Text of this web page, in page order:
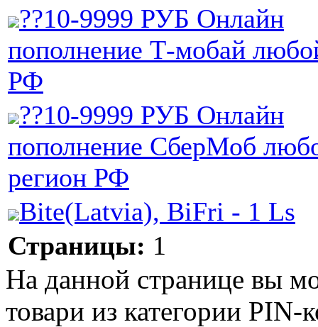
??10-9999 РУБ Онлайн
пополнение Т-мобай
РФ
??10-9999 РУБ Онлайн
пополнение СберМоб
регион РФ
Bite(Latvia), BiFri - 1 Ls
Страницы: 1
На данной странице вы
товари из категории